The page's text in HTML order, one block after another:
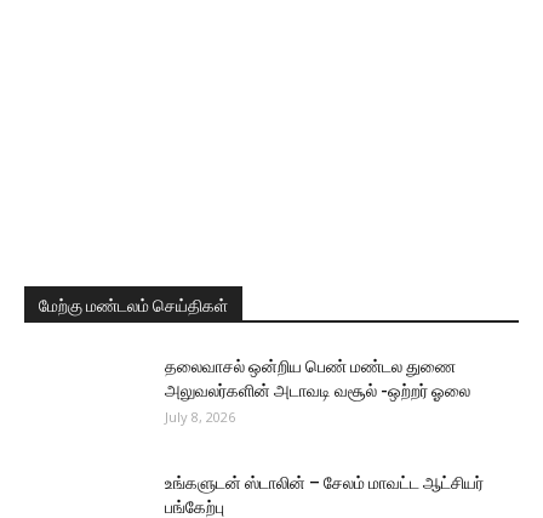
மேற்கு மண்டலம் செய்திகள்
தலைவாசல் ஒன்றிய பெண் மண்டல துணை
அலுவலர்களின் அடாவடி வசூல் -ஒற்றர் ஓலை
July 8, 2026
உங்களுடன் ஸ்டாலின் – சேலம் மாவட்ட ஆட்சியர்
பங்கேற்பு